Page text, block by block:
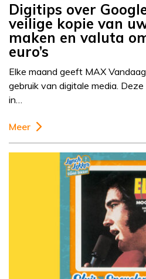
Digitips over
veilige kopie van
maken en valuta
euro’s
Elke maand geeft MAX
gebruik van digitale media.
in…
Meer